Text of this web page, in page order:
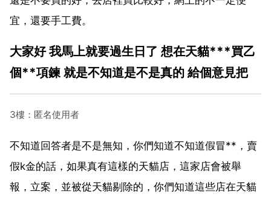
宜，還要手工費。
大家好 我馬上就要過生日了 想在天貓***買乙
個**項鍊 就是不知道是不是真的 給個意見把
3樓：匿名使用者
不知道回答者是不是無知，你們知道不知道假冒**，賣
假k金的話，如果真有這樣的天貓店，這家店會被舉
報，立案，並被從天貓剔除的，你們知道這些店在天貓